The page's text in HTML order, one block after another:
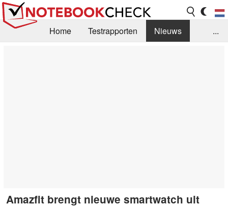
Home Testrapporten
Nieuws
...
Amazfit brengt nieuwe smartwatch uit